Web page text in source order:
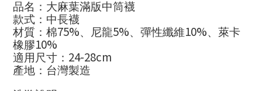
品名：大麻葉滿版中筒襪
款式：中長襪
材質：棉75%、尼龍5%、彈性纖維10%、萊卡
橡膠10%
適用尺寸： 24-28cm
產地：台灣製造